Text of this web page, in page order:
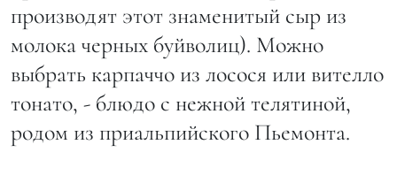
производят этот знаменитый сыр из
молока черных буйволиц). Можно
выбрать карпаччо из лосося или вителло
тонато, - блюдо с нежной телятиной,
родом из приальпийского Пьемонта.